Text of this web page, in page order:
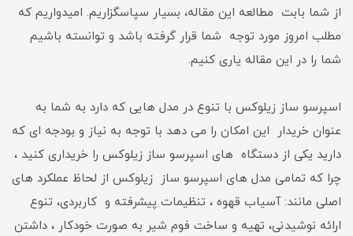
از شما بابت مطالعه این مقاله، بسیار سپاسگزاریم. امیدواریم که
مطلب امروز مورد توجه شما قرار گرفته باشد و توانسته باشیم
شما را در این مقاله یاری کنیم.
اسپرسو ساز زیلوکس با تنوع در مدل هایی که دارد به شما به
عنوان خریدار این امکان را می دهد با توجه به نیاز و بودجه ای که
دارید یکی از دستگاه های اسپرسو ساز زیلوکس را خریداری کنید ،
چرا که تمامی مدل های اسپرسو ساز زیلوکس از لحاظ عملکرد های
اصلی مانند: آسیاب قهوه ، تنظیمات پیشرفته و کاربردی، تنوع
ارائه نوشیدنی، تهیه و ساخت فوم شیر به صورت خودکار ، داشتن